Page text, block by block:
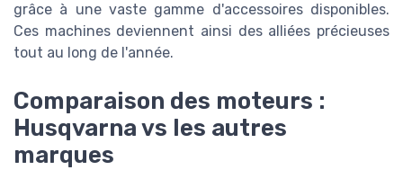
grâce à une vaste gamme d'accessoires disponibles.
Ces machines deviennent ainsi des alliées précieuses
tout au long de l'année.
Comparaison des moteurs :
Husqvarna vs les autres
marques